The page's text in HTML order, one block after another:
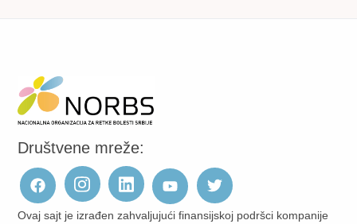
Društvene mreže:
Ovaj sajt je izrađen zahvaljujući finansijskoj podršci kompanije